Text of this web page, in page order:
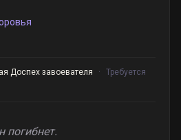
Доспех завоевателя ·
Требуется
погибнет.